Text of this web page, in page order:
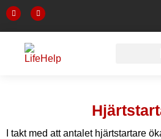
Hoppa
till
innehåll
F
a
e
I
n
t
a
I takt med att antalet hjärtstartare